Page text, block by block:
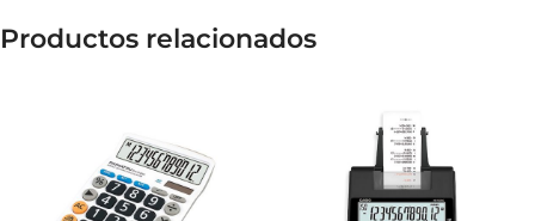
Productos relacionados